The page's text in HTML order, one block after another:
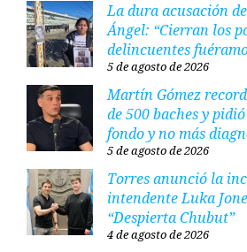
La dura acusación
Ángel: “Cierran los
delincuentes
5 de agosto de 2026
Martín Gómez
de 500 baches y
fondo y no más
5 de agosto de 2026
Torres anunció la
intendente Luka
“Despierta Chubut”
4 de agosto de 2026